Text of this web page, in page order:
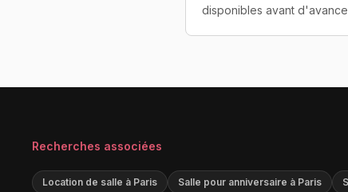
disponibles avant
Recherches associées
Location de salle à Paris Salle pour anniversaire à Paris